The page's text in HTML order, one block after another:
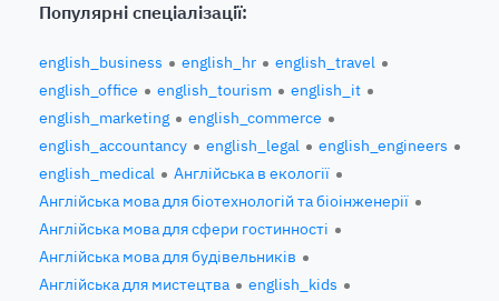
Популярні спеціалізації:
english_business english_hr
english_travel
english_office
english_tourism
english_it
english_marketing
english_commerce
english_accountancy
english_legal
english_engineers
english_medical
Англійська в екології
Англійська мова для біотехнологій та біоінженерії
Англійська мова для сфери гостинності
Англійська мова для будівельників
Англійська для мистецтва
english_kids